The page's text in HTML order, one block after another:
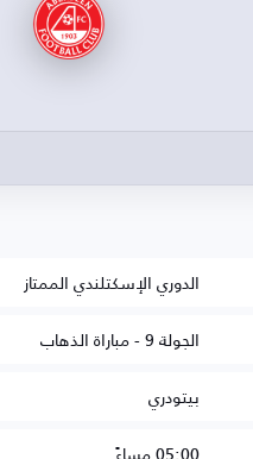
الدوري الإسكتلندي الممتاز
الجولة 9 - مباراة الذهاب
بيتودري